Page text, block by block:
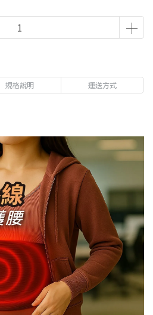
規格說明 運送方式